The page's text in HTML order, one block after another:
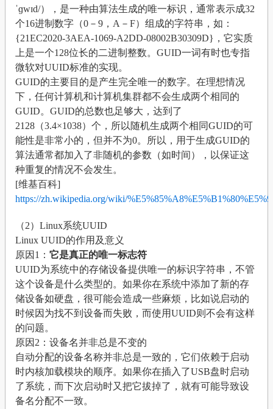
ˈɡwɪd/），是一种由算法生成的唯一标识，通常表示成32
个16进制数字（0－9，A－F）组成的字符串，如：
{21EC2020-3AEA-1069-A2DD-08002B30309D}，它实质
上是一个128位长的二进制整数。GUID一词有时也专指
微软对UUID标准的实现。
GUID的主要目的是产生完全唯一的数字。在理想情况
下，任何计算机和计算机集群都不会生成两个相同的
GUID。GUID的总数也足够大，达到了
2128（3.4×1038）个，所以随机生成两个相同GUID的可
能性是非常小的，但并不为0。所以，用于生成GUID的
算法通常都加入了非随机的参数（如时间），以保证这
种重复的情况不会发生。
[维基百科]
https://zh.wikipedia.org/wiki/
（2）Linux系统UUID
Linux UUID的作用及意义
原因1： 它是真正的唯一标志符
UUID为系统中的存储设备提供唯一的标识字符串，不管
这个设备是什么类型的。如果你在系统中添加了新的存
储设备如硬盘，很可能会造成一些麻烦，比如说启动的
时候因为找不到设备而失败，而使用UUID则不会有这样
的问题。
原因2：设备名并非总是不变的
自动分配的设备名称并非总是一致的，它们依赖于启动
时内核加载模块的顺序。如果你在插入了USB盘时启动
了系统，而下次启动时又把它拔掉了，就有可能导致设
备名分配不一致。